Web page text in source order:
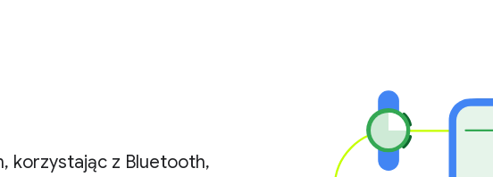
korzystając z Bluetooth,